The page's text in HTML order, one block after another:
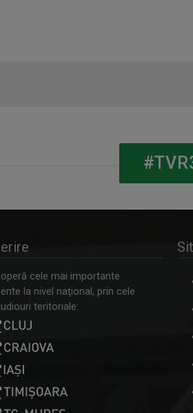
cele mai importante
la nivel naţional, prin cele
teritoriale: